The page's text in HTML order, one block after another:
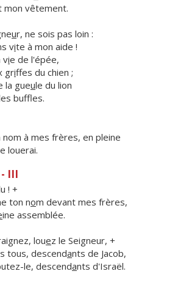
mon vêtement.
ur, ne sois pas loin :
vite à mon aide !
vie de l'épée,
griffes du chien ;
la gueule du lion
buffles.
nom à mes frères, en pleine
louerai.
- III
! +
ton nom devant mes frères,
ine assemblée.
louez le Seigneur, +
tous, descendants de Jacob,
le, descendants d'Israël.